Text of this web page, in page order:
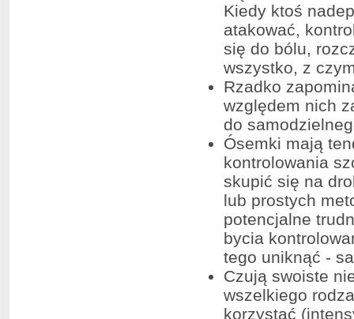
Kiedy ktoś
atakować,
się do bólu,
wszystko, z
Rzadko
względem nich
do
Ósemki mają
kontrolowania
skupić się na
lub prostych
potencjalne
bycia
tego uniknąć -
Czują swoiste
wszelkiego
korzystać